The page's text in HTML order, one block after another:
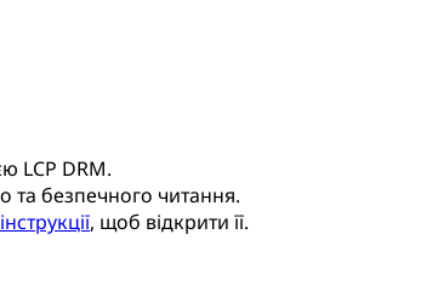
LCP DRM.
та безпечного читання.
, щоб відкрити її.